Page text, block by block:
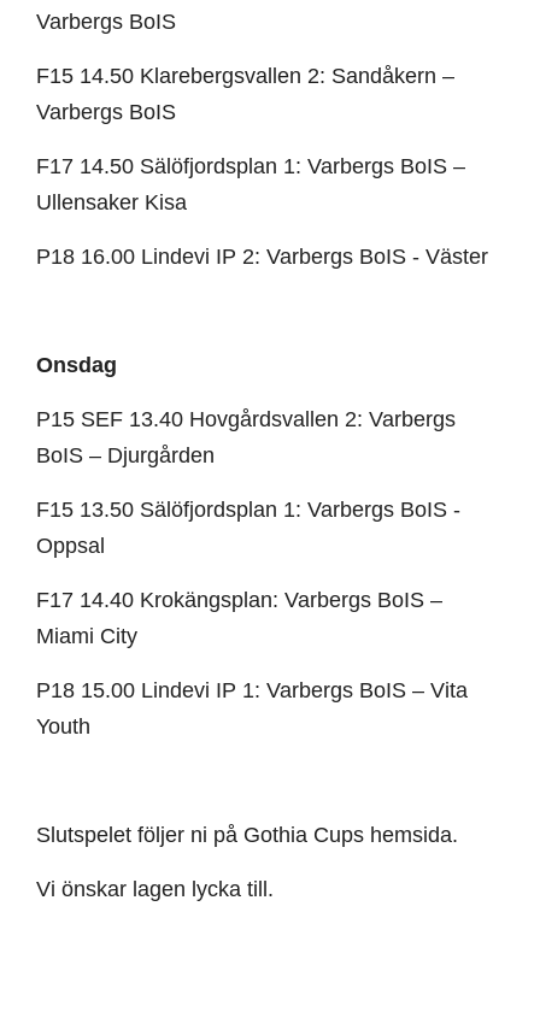
Varbergs BoIS
F15 14.50 Klarebergsvallen 2: Sandåkern –
Varbergs BoIS
F17 14.50 Sälöfjordsplan 1: Varbergs BoIS –
Ullensaker Kisa
P18 16.00 Lindevi IP 2: Varbergs BoIS - Väster
Onsdag
P15 SEF 13.40 Hovgårdsvallen 2: Varbergs
BoIS – Djurgården
F15 13.50 Sälöfjordsplan 1: Varbergs BoIS -
Oppsal
F17 14.40 Krokängsplan: Varbergs BoIS –
Miami City
P18 15.00 Lindevi IP 1: Varbergs BoIS – Vita
Youth
Slutspelet följer ni på Gothia Cups hemsida.
Vi önskar lagen lycka till.